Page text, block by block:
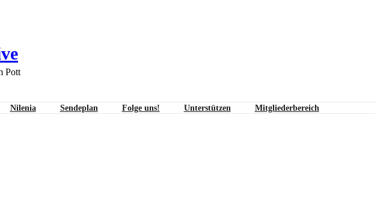
Pott
Nilenia Sendeplan Folge uns! Unterstützen Mitgliederbereich